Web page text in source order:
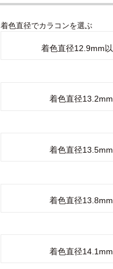
着色直径でカラコンを選ぶ
着色直径12.9mm
着色直径13.2mm
着色直径13.5mm
着色直径13.8mm
着色直径14.1mm